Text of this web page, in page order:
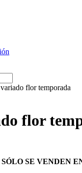
flor temporada
flor
SÓLO SE VENDEN